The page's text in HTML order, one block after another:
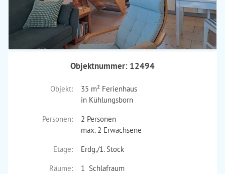
Objektnummer: 12494
Objekt:
35 m² Ferienhaus
in Kühlungsborn
Personen:
2 Personen
max. 2 Erwachsene
Etage:
Erdg./1. Stock
Räume:
1 Schlafraum